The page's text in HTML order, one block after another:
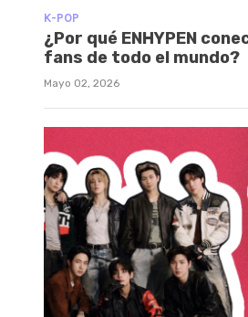
K-POP
¿Por qué ENHYPEN
fans de todo el mundo?
Mayo 02, 2026